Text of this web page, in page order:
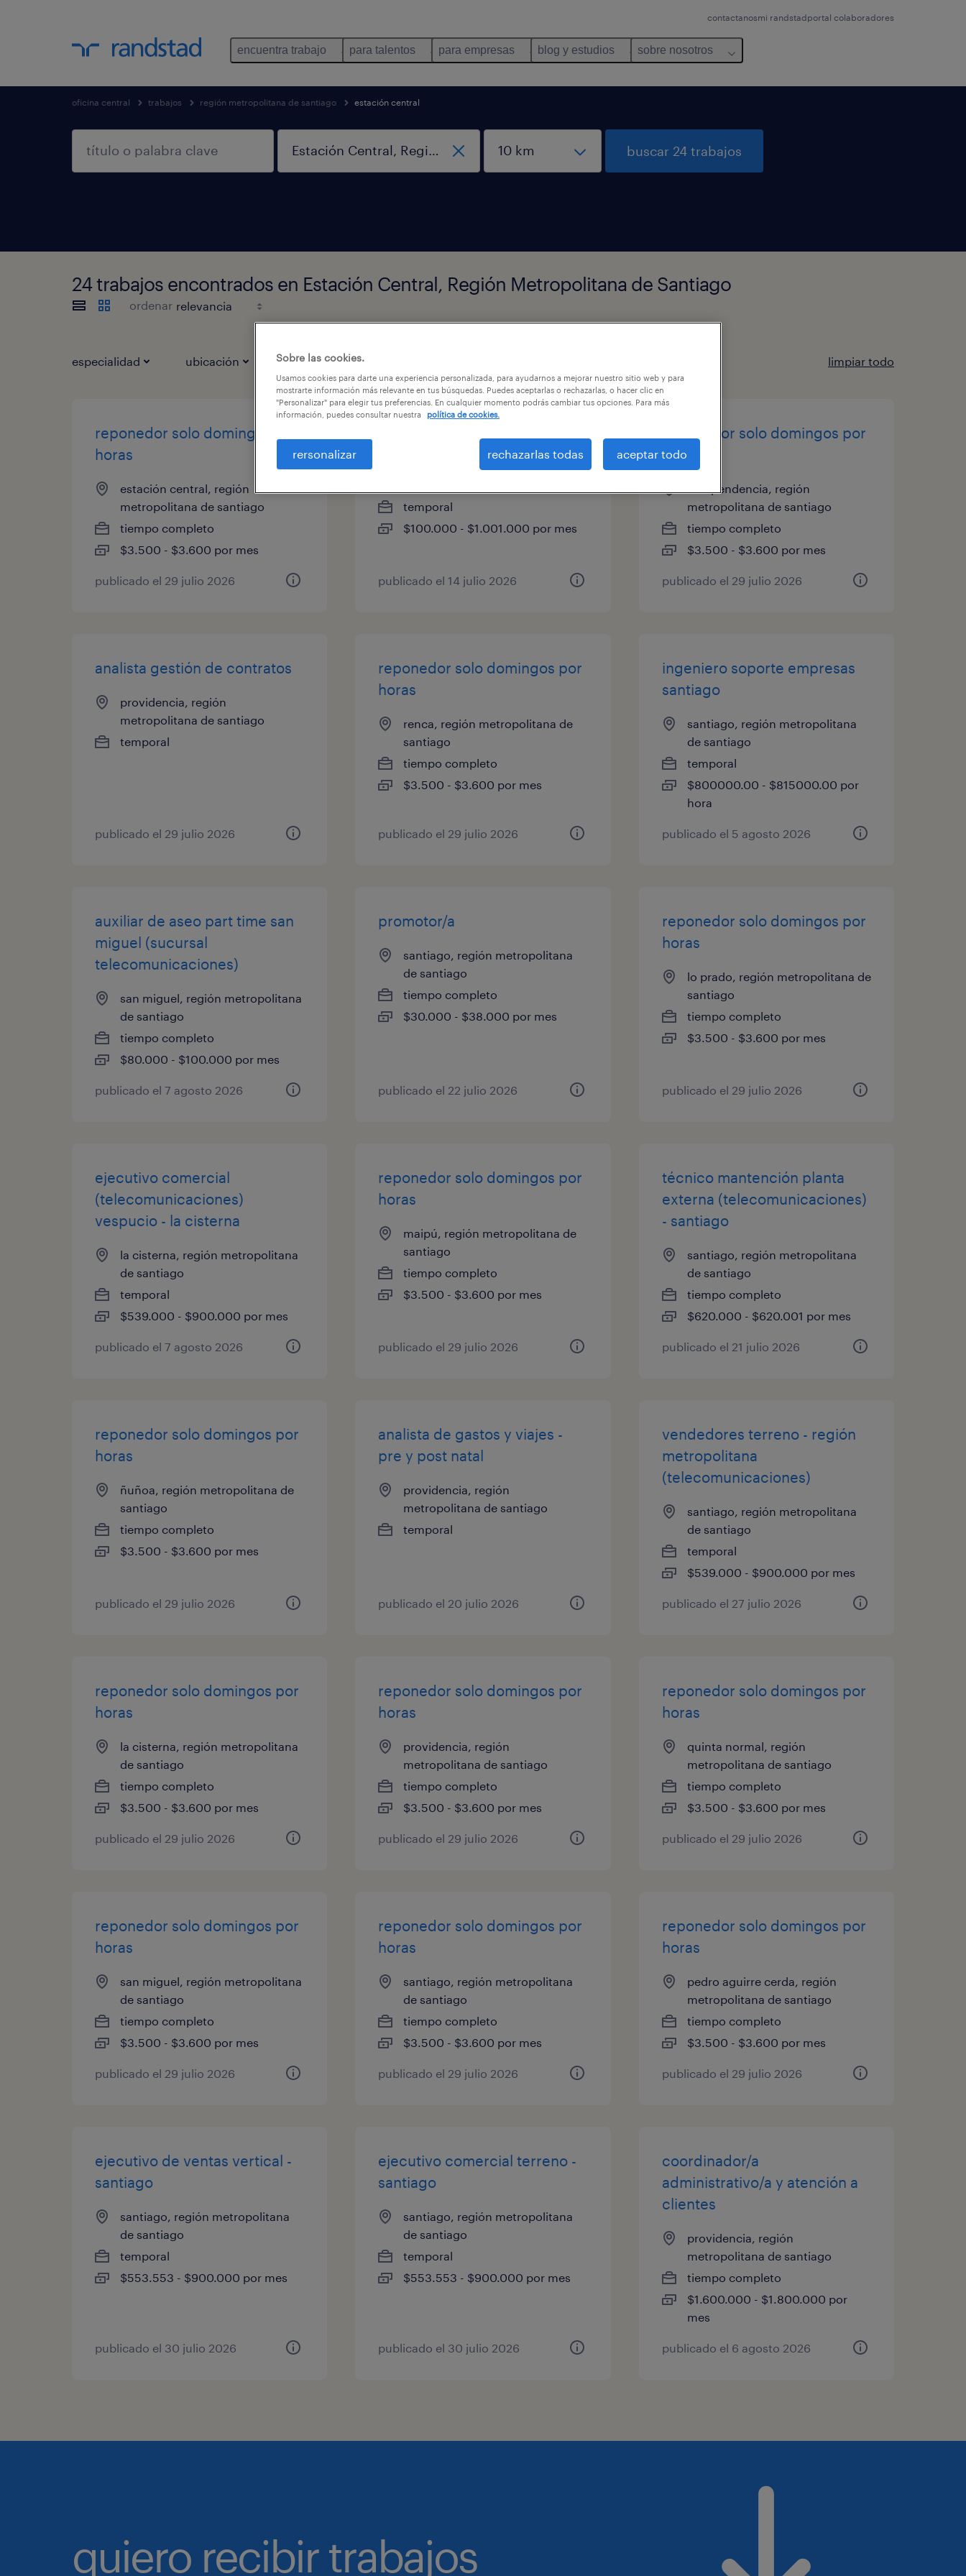
contactanosmi randstadportal colaboradores
encuentra trabajo para talentos para empresas blog y estudios sobre nosotros
oficina central trabajos región metropolitana de santiago estación central
buscar 24 trabajos
24 trabajos encontrados en Estación Central, Región Metropolitana de Santiago
ordenar
especialidad ubicación categoría de trabajo limpiar todo
reponedor solo domingos por
horas
estación central, región
metropolitana de santiago
tiempo completo
$3.500 - $3.600 por mes
publicado el 29 julio 2026
cerrillos, región metropolitana de
temporal
$100.000 - $1.001.000 por mes
publicado el 14 julio 2026
reponedor solo domingos por
horas
independencia, región
metropolitana de santiago
tiempo completo
$3.500 - $3.600 por mes
publicado el 29 julio 2026
analista gestión de contratos
providencia, región
metropolitana de santiago
temporal
publicado el 29 julio 2026
reponedor solo domingos por
horas
renca, región metropolitana de
santiago
tiempo completo
$3.500 - $3.600 por mes
publicado el 29 julio 2026
ingeniero soporte empresas
santiago
santiago, región metropolitana
de santiago
temporal
$800000.00 - $815000.00 por
hora
publicado el 5 agosto 2026
auxiliar de aseo part time san
miguel (sucursal
telecomunicaciones)
san miguel, región metropolitana
de santiago
tiempo completo
$80.000 - $100.000 por mes
publicado el 7 agosto 2026
promotor/a
santiago, región metropolitana
de santiago
tiempo completo
$30.000 - $38.000 por mes
publicado el 22 julio 2026
reponedor solo domingos por
horas
lo prado, región metropolitana de
santiago
tiempo completo
$3.500 - $3.600 por mes
publicado el 29 julio 2026
ejecutivo comercial
(telecomunicaciones)
vespucio - la cisterna
la cisterna, región metropolitana
de santiago
temporal
$539.000 - $900.000 por mes
publicado el 7 agosto 2026
reponedor solo domingos por
horas
maipú, región metropolitana de
santiago
tiempo completo
$3.500 - $3.600 por mes
publicado el 29 julio 2026
técnico mantención planta
externa (telecomunicaciones)
- santiago
santiago, región metropolitana
de santiago
tiempo completo
$620.000 - $620.001 por mes
publicado el 21 julio 2026
reponedor solo domingos por
horas
ñuñoa, región metropolitana de
santiago
tiempo completo
$3.500 - $3.600 por mes
publicado el 29 julio 2026
analista de gastos y viajes -
pre y post natal
providencia, región
metropolitana de santiago
temporal
publicado el 20 julio 2026
vendedores terreno - región
metropolitana
(telecomunicaciones)
santiago, región metropolitana
de santiago
temporal
$539.000 - $900.000 por mes
publicado el 27 julio 2026
reponedor solo domingos por
horas
la cisterna, región metropolitana
de santiago
tiempo completo
$3.500 - $3.600 por mes
publicado el 29 julio 2026
reponedor solo domingos por
horas
providencia, región
metropolitana de santiago
tiempo completo
$3.500 - $3.600 por mes
publicado el 29 julio 2026
reponedor solo domingos por
horas
quinta normal, región
metropolitana de santiago
tiempo completo
$3.500 - $3.600 por mes
publicado el 29 julio 2026
reponedor solo domingos por
horas
san miguel, región metropolitana
de santiago
tiempo completo
$3.500 - $3.600 por mes
publicado el 29 julio 2026
reponedor solo domingos por
horas
santiago, región metropolitana
de santiago
tiempo completo
$3.500 - $3.600 por mes
publicado el 29 julio 2026
reponedor solo domingos por
horas
pedro aguirre cerda, región
metropolitana de santiago
tiempo completo
$3.500 - $3.600 por mes
publicado el 29 julio 2026
ejecutivo de ventas vertical -
santiago
santiago, región metropolitana
de santiago
temporal
$553.553 - $900.000 por mes
publicado el 30 julio 2026
ejecutivo comercial terreno -
santiago
santiago, región metropolitana
de santiago
temporal
$553.553 - $900.000 por mes
publicado el 30 julio 2026
coordinador/a
administrativo/a y atención a
clientes
providencia, región
metropolitana de santiago
tiempo completo
$1.600.000 - $1.800.000 por
mes
publicado el 6 agosto 2026
quiero recibir trabajos
Sobre las cookies.
Usamos cookies para darte una experiencia personalizada, para ayudarnos a mejorar nuestro sitio web y para
mostrarte información más relevante en tus búsquedas. Puedes aceptarlas o rechazarlas, o hacer clic en
"Personalizar" para elegir tus preferencias. En cualquier momento podrás cambiar tus opciones. Para más
información, puedes consultar nuestra
política de cookies.
rersonalizar rechazarlas todas aceptar todo